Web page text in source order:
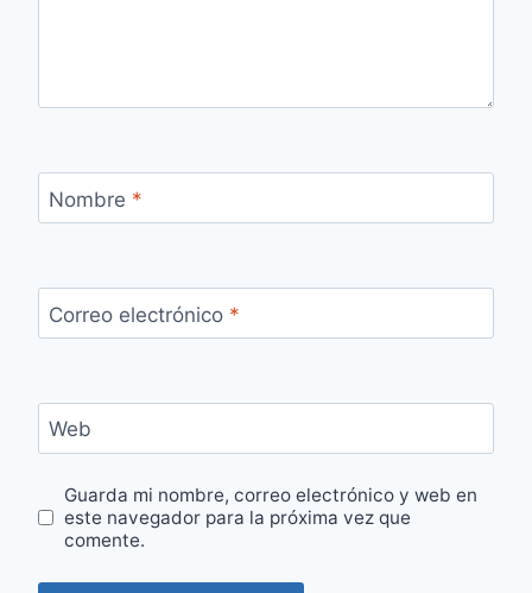
Nombre *
Correo electrónico *
Web
Guarda mi nombre, correo electrónico y web en
este navegador para la próxima vez que
comente.